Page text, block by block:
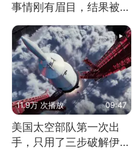
事情刚有眉目，结果被特
11.9万 次播放 09:47
美国太空部队第一次出
手，只用了三步破解伊朗